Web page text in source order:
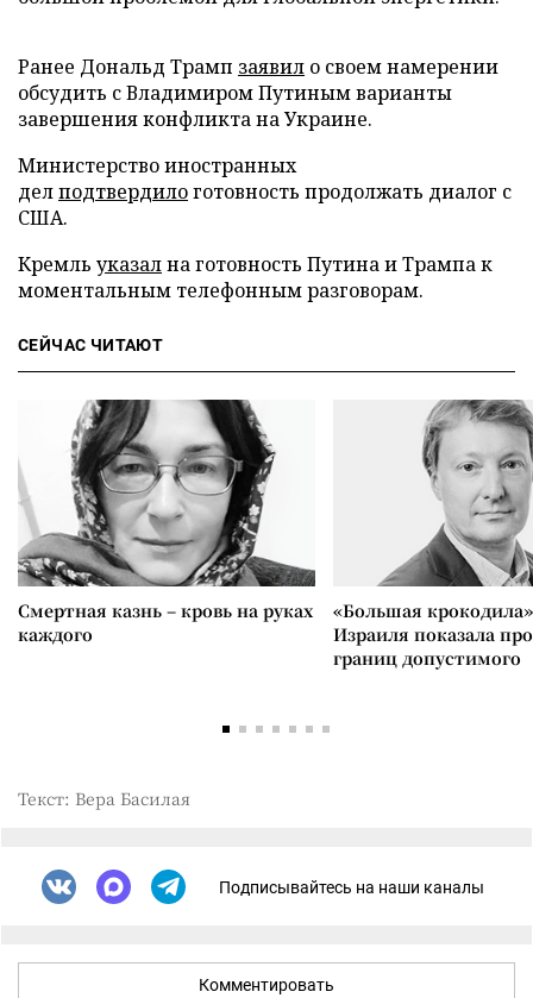
Ранее Дональд Трамп заявил о своем намерении
обсудить с Владимиром Путиным варианты
завершения конфликта на Украине.
Министерство иностранных
делподтвердилоготовность продолжать диалог с
США.
Кремль указална готовность Путина и Трампа к
моментальным телефонным разговорам.
СЕЙЧАС ЧИТАЮТ
Смертная казнь – кровь на руках
каждого
«Большая
Израиля показала
границ допустимого
Текст: Вера Басилая
Подписывайтесь на наши каналы
Комментировать